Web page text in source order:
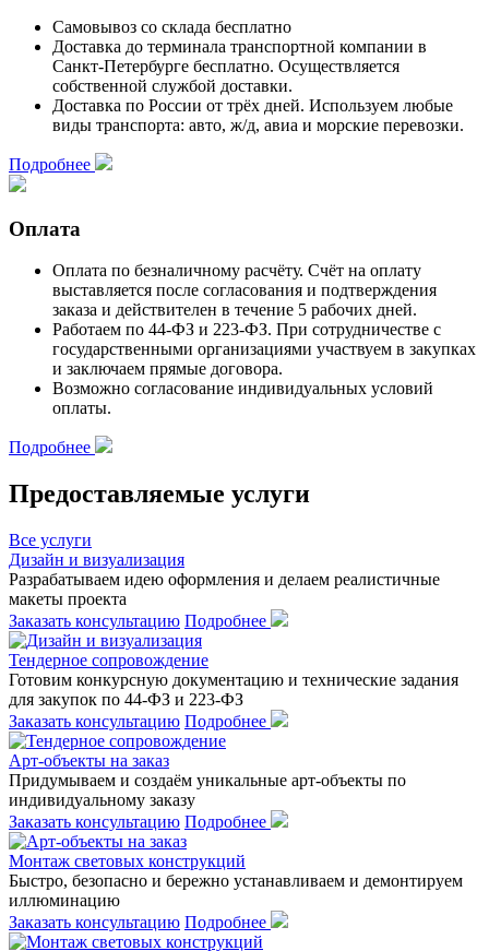
Самовывоз со склада бесплатно
Доставка до терминала транспортной компании в
Санкт-Петербурге бесплатно. Осуществляется
собственной службой доставки.
Доставка по России от трёх дней. Используем любые
виды транспорта: авто, ж/д, авиа и морские перевозки.
Подробнее
Оплата
Оплата по безналичному расчёту. Счёт на оплату
выставляется после согласования и подтверждения
заказа и действителен в течение 5 рабочих дней.
Работаем по 44-ФЗ и 223-ФЗ. При сотрудничестве с
государственными организациями участвуем в закупках
и заключаем прямые договора.
Возможно согласование индивидуальных условий
оплаты.
Подробнее
Предоставляемые услуги
Все услуги
Дизайн и визуализация
Разрабатываем идею оформления и делаем реалистичные
макеты проекта
Заказать консультацию Подробнее
Тендерное сопровождение
Готовим конкурсную документацию и технические задания
для закупок по 44-ФЗ и 223-ФЗ
Заказать консультацию Подробнее
Арт-объекты на заказ
Придумываем и создаём уникальные арт-объекты по
индивидуальному заказу
Заказать консультацию Подробнее
Монтаж световых конструкций
Быстро, безопасно и бережно устанавливаем и демонтируем
иллюминацию
Заказать консультацию Подробнее